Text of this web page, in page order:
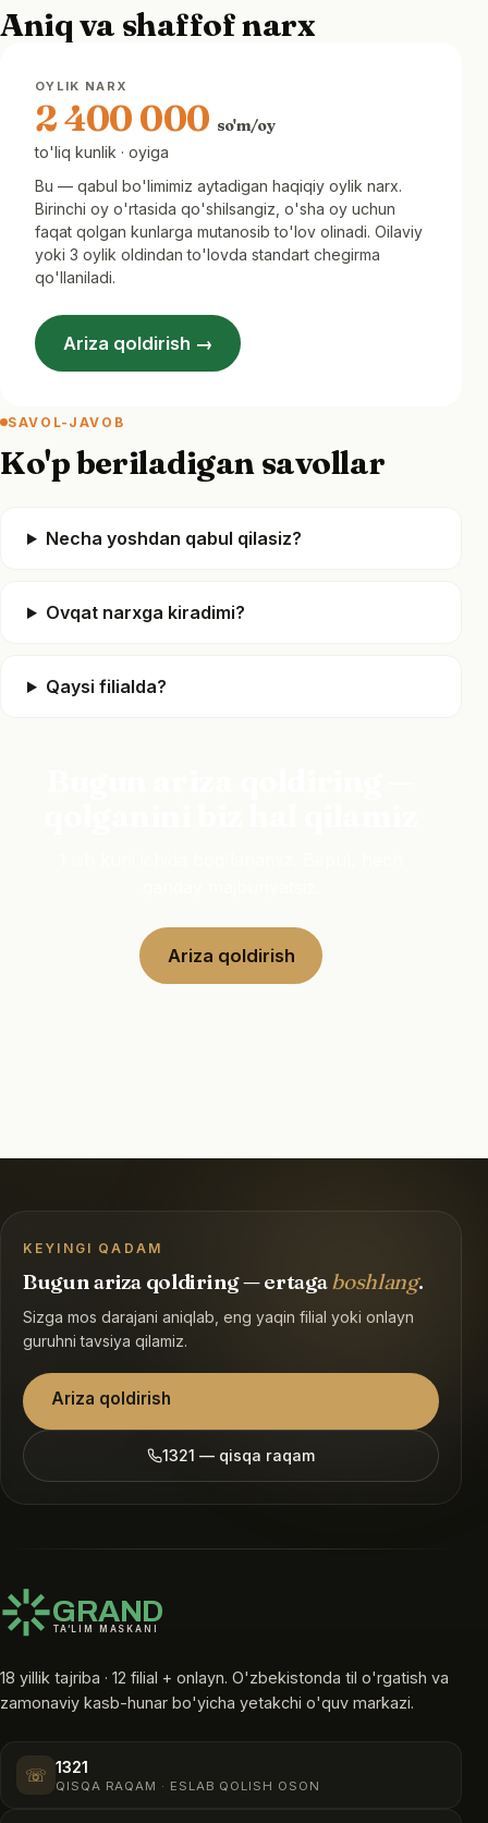
Aniq va shaffof narx
OYLIK NARX
2 400 000 so'm/oy
to'liq kunlik · oyiga
Bu — qabul bo'limimiz aytadigan haqiqiy oylik narx.
Birinchi oy o'rtasida qo'shilsangiz, o'sha oy uchun
faqat qolgan kunlarga mutanosib to'lov olinadi. Oilaviy
yoki 3 oylik oldindan to'lovda standart chegirma
qo'llaniladi.
Ariza qoldirish →
SAVOL-JAVOB
Ko'p beriladigan savollar
Necha yoshdan qabul qilasiz?
Ovqat narxga kiradimi?
Qaysi filialda?
Ariza qoldirish
KEYINGI QADAM
Bugun ariza qoldiring — ertagaboshlang.
Sizga mos darajani aniqlab, eng yaqin filial yoki onlayn
guruhni tavsiya qilamiz.
Ariza qoldirish
1321 — qisqa raqam
GRAND
TA’LIM MASKANI
18 yillik tajriba · 12 filial + onlayn. O'zbekistonda til o'rgatish va
zamonaviy kasb-hunar bo'yicha yetakchi o'quv markazi.
☏ 1321
QISQA RAQAM · ESLAB QOLISH OSON